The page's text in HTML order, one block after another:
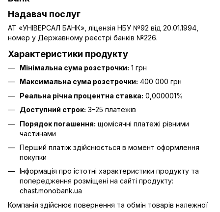
Надавач послуг
АТ «УНІВЕРСАЛ БАНК», ліцензія НБУ №92 від 20.01.1994,
номер у Державному реєстрі банків №226.
Характеристики продукту
Мінімальна сума розстрочки: 1 грн
Максимальна сума розстрочки: 400 000 грн
Реальна річна процентна ставка: 0,000001%
Доступний строк: 3–25 платежів
Порядок погашення: щомісячні платежі рівними
частинами
Перший платіж здійснюється в момент оформлення
покупки
Інформація про істотні характеристики продукту та
попередження розміщені на сайті продукту:
chast.monobank.ua
Компанія здійснює повернення та обмін товарів належної